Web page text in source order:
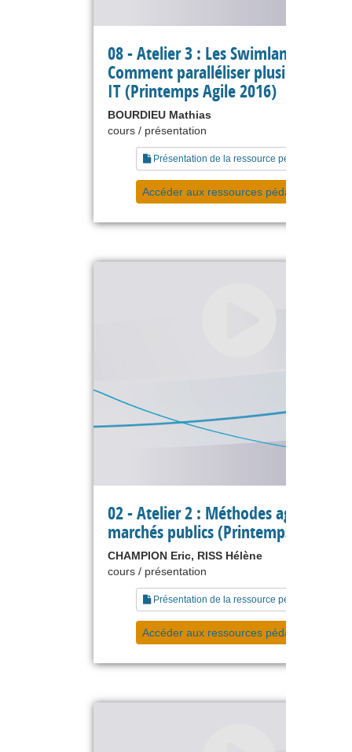
08 - Atelier 3 : Les Swimlanes Jira ou
Comment paralléliser plusieurs
IT (Printemps Agile 2016)
BOURDIEU Mathias
cours / présentation
Présentation de la ressource pédagogique
Accéder aux ressources pédagogiques
02 - Atelier 2 : Méthodes agiles et
marchés publics (Printemps Agile
CHAMPION Eric, RISS Hélène
cours / présentation
Présentation de la ressource pédagogique
Accéder aux ressources pédagogiques